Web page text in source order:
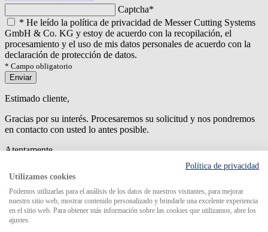
Captcha*
* He leído la política de privacidad de Messer Cutting Systems
GmbH & Co. KG y estoy de acuerdo con la recopilación, el
procesamiento y el uso de mis datos personales de acuerdo con la
declaración de protección de datos.
* Campo obligatorio
Enviar
Estimado cliente,
Gracias por su interés. Procesaremos su solicitud y nos pondremos
en contacto con usted lo antes posible.
Atentamente
An error has occured while submitting the form. Please try again
later.
Política de privacidad
Utilizamos cookies
Podemos utilizarlas para el análisis de los datos de nuestros visitantes, para mejorar
nuestro sitio web, mostrar contenido personalizado y brindarle una excelente experiencia
en el sitio web. Para obtener más información sobre las cookies que utilizamos, abre los
ajustes.